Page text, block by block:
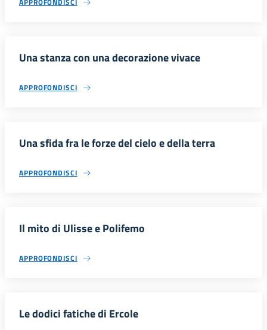
APPROFONDISCI
Una stanza con una decorazione vivace
APPROFONDISCI
Una sfida fra le forze del cielo e della terra
APPROFONDISCI
Il mito di Ulisse e Polifemo
APPROFONDISCI
Le dodici fatiche di Ercole